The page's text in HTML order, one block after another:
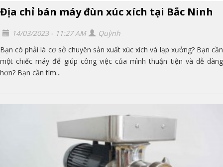
Địa chỉ bán máy đùn xúc xích tại Bắc Ninh
14/03/2023 - 11:27 AM
Quỳnh
Bạn có phải là cơ sở chuyên sản xuất xúc xích và lạp xưởng? Bạn cần
một chiếc máy để giúp công việc của mình thuận tiện và dễ dàng
hơn? Bạn cần tìm...